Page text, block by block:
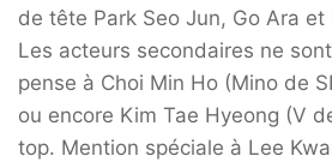
de tête Park Seo Jun, Go Ara et
Les acteurs secondaires ne
pense à Choi Min Ho (Mino de
ou encore Kim Tae Hyeong (V
top. Mention spéciale à Lee